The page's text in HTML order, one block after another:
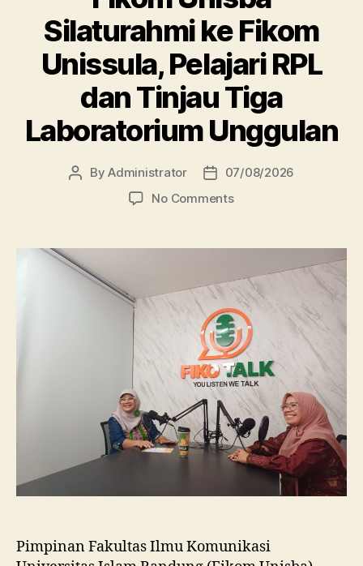
Silaturahmi ke Fikom
Unissula, Pelajari RPL
dan Tinjau Tiga
Laboratorium Unggulan
PostByAdministrator
Post
date
07/08/2026
No Commentson
Silaturahmi
Fikom
Unissula,
Pelajari
RPL
dan
Tinjau
Tiga
Laboratorium
Unggulan
Pimpinan Fakultas Ilmu Komunikasi